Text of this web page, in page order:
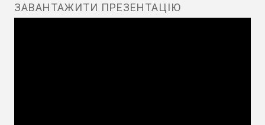
ЗАВАНТАЖИТИ ПРЕЗЕНТАЦІЮ